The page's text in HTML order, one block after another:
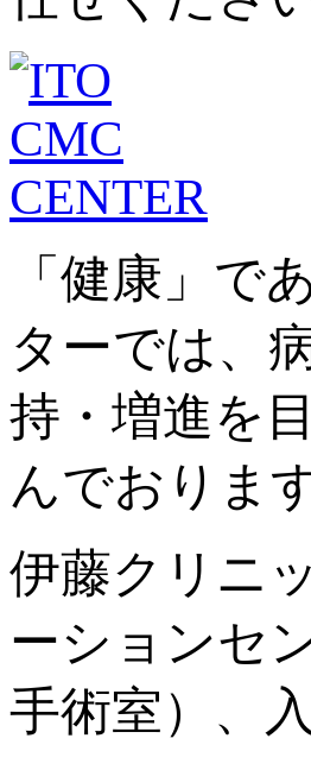
「健康」で
ターでは、
持・増進を
んでおります
伊藤クリニ
ーションセ
手術室）、